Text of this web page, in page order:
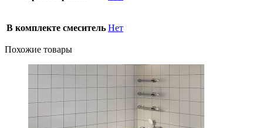
В комплекте смеситель Нет
Похожие товары